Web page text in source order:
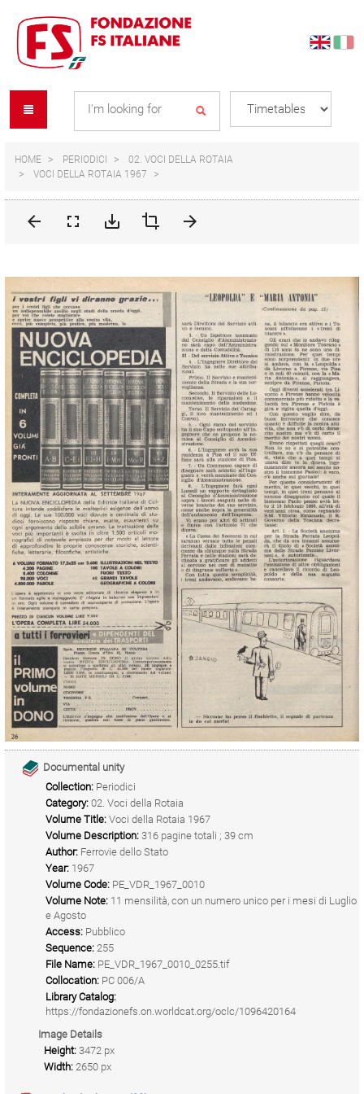
content
navigation
menu
HOME PERIODICI
02. VOCI DELLA ROTAIA
VOCI DELLA ROTAIA 1967
Documental unity
Collection: Periodici
Category: 02. Voci della Rotaia
Volume Title: Voci della Rotaia 1967
Volume Description: 316 pagine totali ; 39 cm
Author: Ferrovie dello Stato
Year: 1967
Volume Code: PE_VDR_1967_0010
Volume Note: 11 mensilità, con un numero unico per i mesi di Luglio
e Agosto
Access: Pubblico
Sequence: 255
File Name: PE_VDR_1967_0010_0255.tif
Collocation: PC 006/A
Library Catalog:
https://fondazionefs.on.worldcat.org/oclc/1096420164
Image Details
Height: 3472 px
Width: 2650 px